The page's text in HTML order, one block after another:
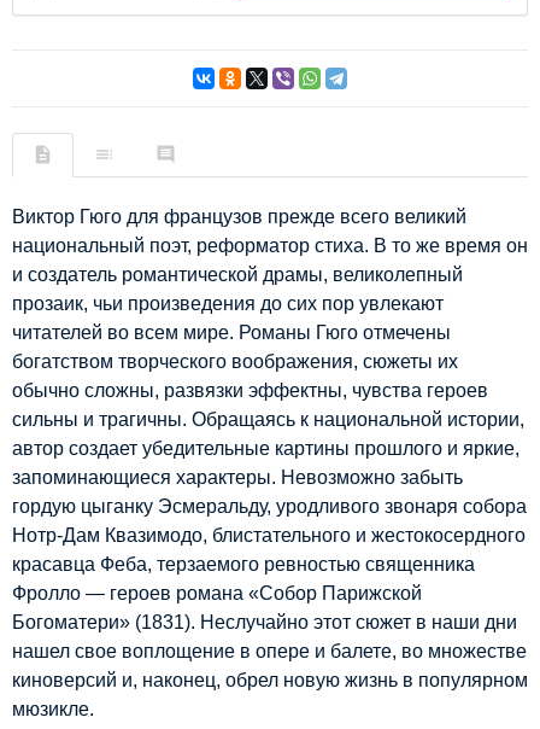
Виктор Гюго для французов прежде всего великий
национальный поэт, реформатор стиха. В то же время он
и создатель романтической драмы, великолепный
прозаик, чьи произведения до сих пор увлекают
читателей во всем мире. Романы Гюго отмечены
богатством творческого воображения, сюжеты их
обычно сложны, развязки эффектны, чувства героев
сильны и трагичны. Обращаясь к национальной истории,
автор создает убедительные картины прошлого и яркие,
запоминающиеся характеры. Невозможно забыть
гордую цыганку Эсмеральду, уродливого звонаря собора
Нотр-Дам Квазимодо, блистательного и жестокосердного
красавца Феба, терзаемого ревностью священника
Фролло — героев романа «Собор Парижской
Богоматери» (1831). Неслучайно этот сюжет в наши дни
нашел свое воплощение в опере и балете, во множестве
киноверсий и, наконец, обрел новую жизнь в популярном
мюзикле.